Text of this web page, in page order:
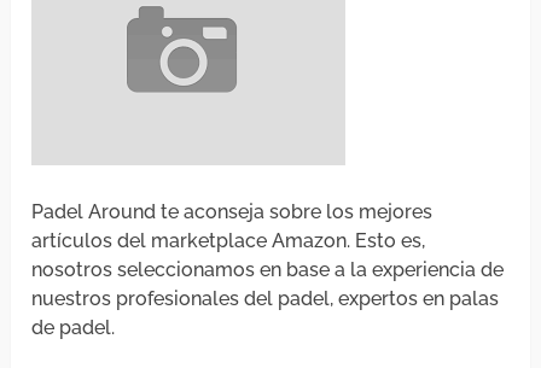
Padel Around te aconseja sobre los mejores
artículos del marketplace Amazon. Esto es,
nosotros seleccionamos en base a la experiencia de
nuestros profesionales del padel, expertos en palas
de padel.